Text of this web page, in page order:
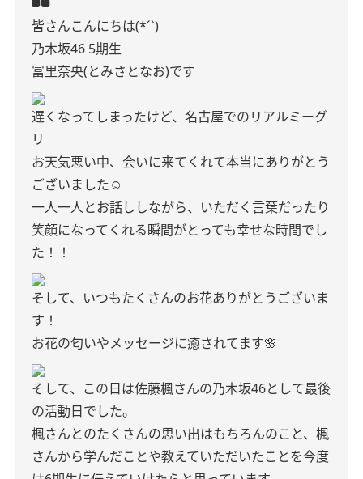
皆さんこんにちは(*´`)
乃木坂46 5期生
冨里奈央(とみさとなお)です
遅くなってしまったけど、名古屋でのリアルミーグ
リ
お天気悪い中、会いに来てくれて本当にありがとう
ございました☺️
一人一人とお話ししながら、いただく言葉だったり
笑顔になってくれる瞬間がとっても幸せな時間でし
た！！
そして、いつもたくさんのお花ありがとうございま
す！
お花の匂いやメッセージに癒されてます🌸
そして、この日は佐藤楓さんの乃木坂46として最後
の活動日でした。
楓さんとのたくさんの思い出はもちろんのこと、楓
さんから学んだことや教えていただいたことを今度